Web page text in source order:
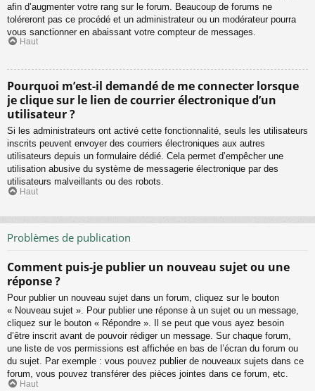
afin d’augmenter votre rang sur le forum. Beaucoup de forums ne
toléreront pas ce procédé et un administrateur ou un modérateur pourra
vous sanctionner en abaissant votre compteur de messages.
Haut
Pourquoi m’est-il demandé de me connecter lorsque
je clique sur le lien de courrier électronique d’un
utilisateur ?
Si les administrateurs ont activé cette fonctionnalité, seuls les utilisateurs
inscrits peuvent envoyer des courriers électroniques aux autres
utilisateurs depuis un formulaire dédié. Cela permet d’empêcher une
utilisation abusive du système de messagerie électronique par des
utilisateurs malveillants ou des robots.
Haut
Problèmes de publication
Comment puis-je publier un nouveau sujet ou une
réponse ?
Pour publier un nouveau sujet dans un forum, cliquez sur le bouton
« Nouveau sujet ». Pour publier une réponse à un sujet ou un message,
cliquez sur le bouton « Répondre ». Il se peut que vous ayez besoin
d’être inscrit avant de pouvoir rédiger un message. Sur chaque forum,
une liste de vos permissions est affichée en bas de l’écran du forum ou
du sujet. Par exemple : vous pouvez publier de nouveaux sujets dans ce
forum, vous pouvez transférer des pièces jointes dans ce forum, etc.
Haut